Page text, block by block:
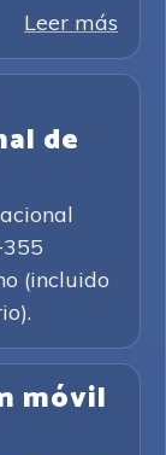
Leer más
de
(incluido
móvil